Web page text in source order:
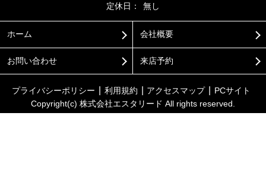
定休日：
無し
ホーム 会社概要
お問い合わせ 来店予約
プライバシーポリシー 利用規約 アクセスマップ
PCサイト
Copyright(c) 株式会社エスタリード All rights reserved.